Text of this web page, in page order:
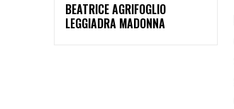
BEATRICE AGRIFOGLIO
LEGGIADRA MADONNA